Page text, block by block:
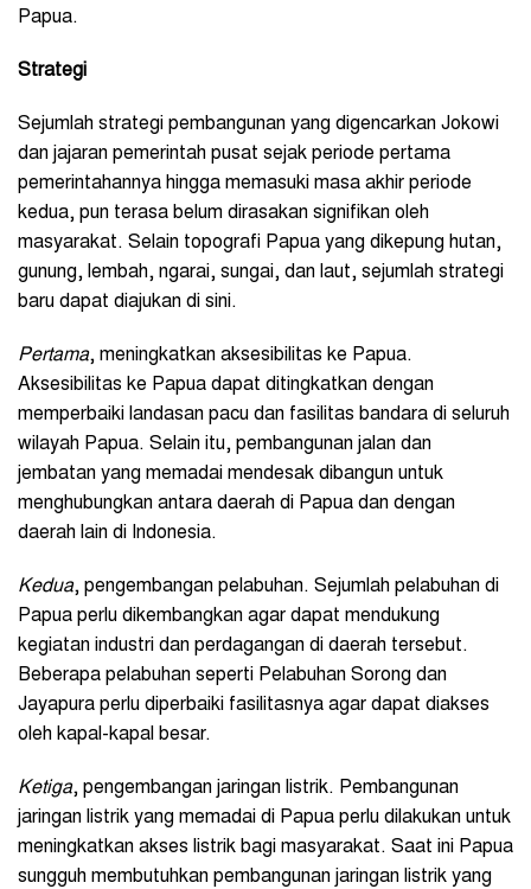
Papua.
Strategi
Sejumlah strategi pembangunan yang digencarkan Jokowi
dan jajaran pemerintah pusat sejak periode pertama
pemerintahannya hingga memasuki masa akhir periode
kedua, pun terasa belum dirasakan signifikan oleh
masyarakat. Selain topografi Papua yang dikepung hutan,
gunung, lembah, ngarai, sungai, dan laut, sejumlah strategi
baru dapat diajukan di sini.
Pertama, meningkatkan aksesibilitas ke Papua.
Aksesibilitas ke Papua dapat ditingkatkan dengan
memperbaiki landasan pacu dan fasilitas bandara di seluruh
wilayah Papua. Selain itu, pembangunan jalan dan
jembatan yang memadai mendesak dibangun untuk
menghubungkan antara daerah di Papua dan dengan
daerah lain di Indonesia.
Kedua, pengembangan pelabuhan. Sejumlah pelabuhan di
Papua perlu dikembangkan agar dapat mendukung
kegiatan industri dan perdagangan di daerah tersebut.
Beberapa pelabuhan seperti Pelabuhan Sorong dan
Jayapura perlu diperbaiki fasilitasnya agar dapat diakses
oleh kapal-kapal besar.
Ketiga, pengembangan jaringan listrik. Pembangunan
jaringan listrik yang memadai di Papua perlu dilakukan untuk
meningkatkan akses listrik bagi masyarakat. Saat ini Papua
sungguh membutuhkan pembangunan jaringan listrik yang